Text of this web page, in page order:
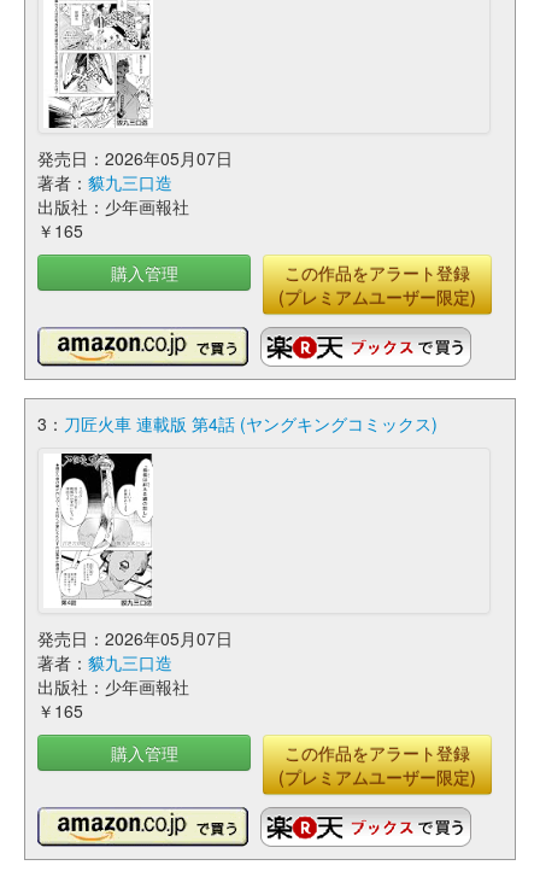
発売日：2026年05月07日
著者： 貘九三口造
出版社：少年画報社
￥165
購入管理
この作品をアラート登録
(プレミアムユーザー限定)
3： 刀匠火車 連載版 第4話 (ヤングキングコミックス)
発売日：2026年05月07日
著者： 貘九三口造
出版社：少年画報社
￥165
購入管理
この作品をアラート登録
(プレミアムユーザー限定)